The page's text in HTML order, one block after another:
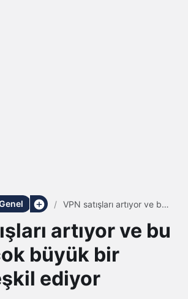
VPN satışları artıyor ve bu
teşkil ediyor
artıyor ve bu
büyük bir
ediyor